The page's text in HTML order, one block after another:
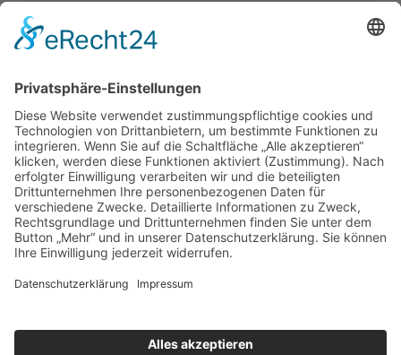
schlichtungs­stelle
Wir sind nicht bereit oder verpflichtet, an Streitbeilegungsverfahren
Standorte
Herne
Essen
Herten
Bochum
Recklinghausen
Gelsenkirchen
Container
Sperrmüll
Bauschutt